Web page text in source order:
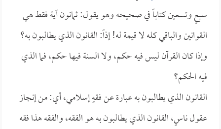
سبعٍ وتسعين كتاباً في صحيحه وهو يقول: ثمانون آية فقط هي
القوانين والباقي كله لا قيمة له! إذاً: القانون الذي يطالبون به؟
وإذا كان القرآن ليس فيه حكم، ولا السنة فيها حكم، فما الذي
فيه الحكم؟
القانون الذي يطالبون به عبارة عن فقهٍ إسلامي، أي: من إنجاز
عقول ناسٍ، القانون الذي يطالبون به هو الفقه، والفقه هذا فقه